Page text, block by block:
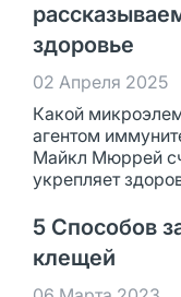
здоровье
02 Апреля 2025
Какой
агентом
Майкл Мюррей
укрепляет
5 Способов
клещей